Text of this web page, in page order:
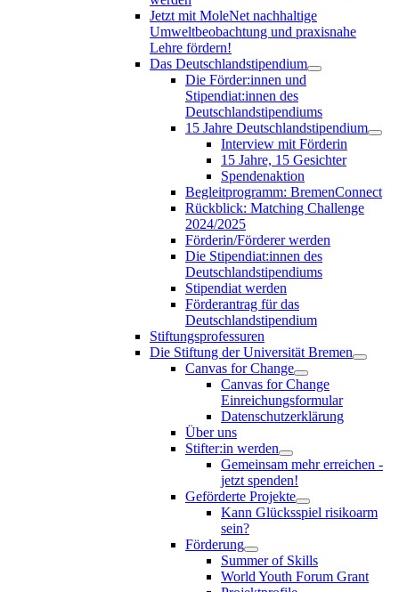
Jetzt mit MoleNet nachhaltige
Umweltbeobachtung und praxisnahe
Lehre fördern!
Das Deutschlandstipendium
Die Förder:innen und
Stipendiat:innen des
Deutschlandstipendiums
15 Jahre Deutschlandstipendium
Interview mit Förderin
15 Jahre, 15 Gesichter
Spendenaktion
Begleitprogramm: BremenConnect
Rückblick: Matching Challenge
2024/2025
Förderin/Förderer werden
Die Stipendiat:innen des
Deutschlandstipendiums
Stipendiat werden
Förderantrag für das
Deutschlandstipendium
Stiftungsprofessuren
Die Stiftung der Universität Bremen
Canvas for Change
Canvas for Change
Einreichungsformular
Datenschutzerklärung
Über uns
Stifter:in werden
Gemeinsam mehr erreichen -
jetzt spenden!
Geförderte Projekte
Kann Glücksspiel risikoarm
sein?
Förderung
Summer of Skills
World Youth Forum Grant